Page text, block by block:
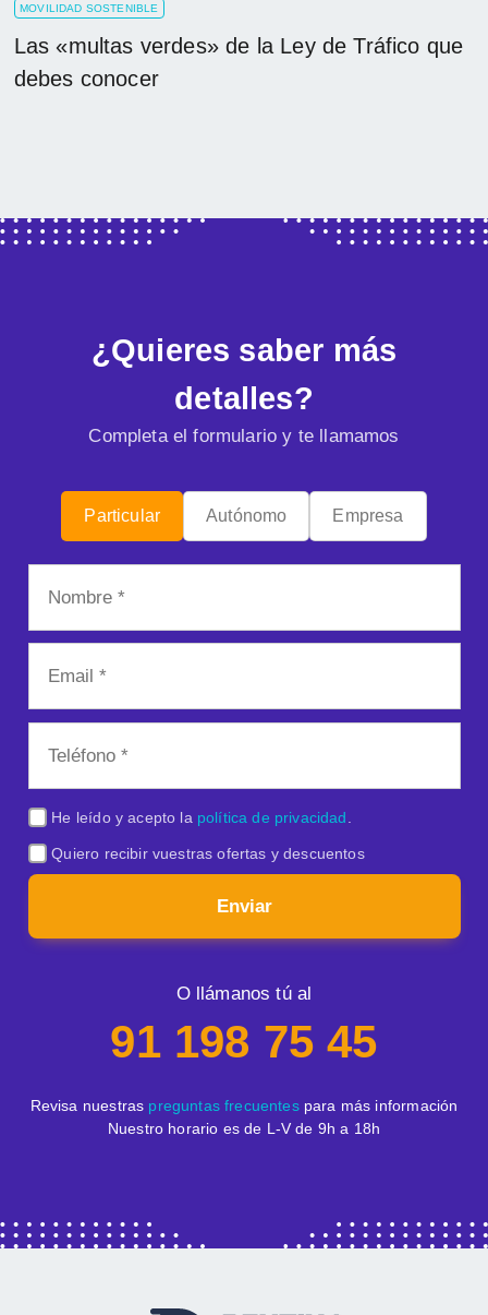
MOVILIDAD SOSTENIBLE
Las «multas verdes» de la Ley de Tráfico que
debes conocer
¿Quieres saber más
detalles?
Completa el formulario y te llamamos
Particular Autónomo Empresa
He leído y acepto la política de privacidad
Quiero recibir vuestras ofertas y descuentos
Enviar
O llámanos tú al
91 198 75 45
Revisa nuestras preguntas frecuentespara más información
Nuestro horario es de L-V de 9h a 18h